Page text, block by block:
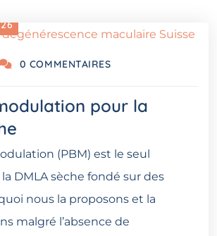
0 COMMENTAIRES
pour la
(PBM) est le seul
DMLA sèche fondé sur des
nous la proposons et la
malgré l’absence de